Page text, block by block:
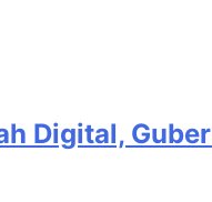
Digital,